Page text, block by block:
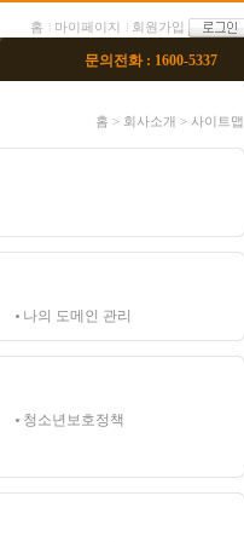
홈 마이페이지 회원가입
문의전화 : 1600-5337
홈 > 회사소개 > 사이트맵
나의 도메인 관리
청소년보호정책